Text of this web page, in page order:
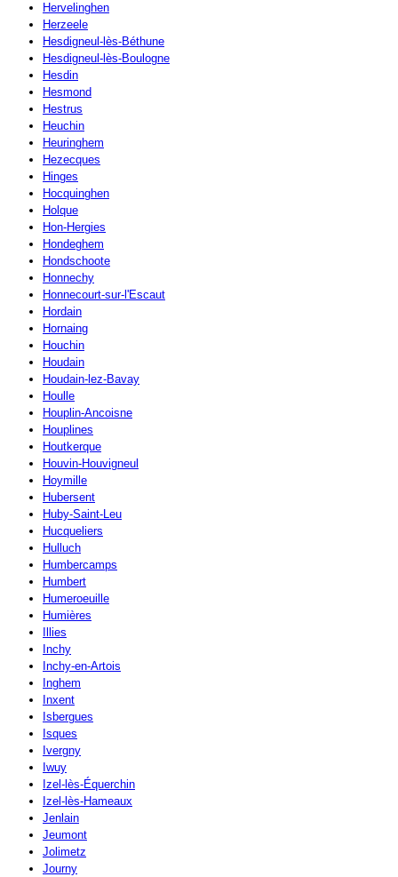
Hervelinghen
Herzeele
Hesdigneul-lès-Béthune
Hesdigneul-lès-Boulogne
Hesdin
Hesmond
Hestrus
Heuchin
Heuringhem
Hezecques
Hinges
Hocquinghen
Holque
Hon-Hergies
Hondeghem
Hondschoote
Honnechy
Honnecourt-sur-l'Escaut
Hordain
Hornaing
Houchin
Houdain
Houdain-lez-Bavay
Houlle
Houplin-Ancoisne
Houplines
Houtkerque
Houvin-Houvigneul
Hoymille
Hubersent
Huby-Saint-Leu
Hucqueliers
Hulluch
Humbercamps
Humbert
Humeroeuille
Humières
Illies
Inchy
Inchy-en-Artois
Inghem
Inxent
Isbergues
Isques
Ivergny
Iwuy
Izel-lès-Équerchin
Izel-lès-Hameaux
Jenlain
Jeumont
Jolimetz
Journy